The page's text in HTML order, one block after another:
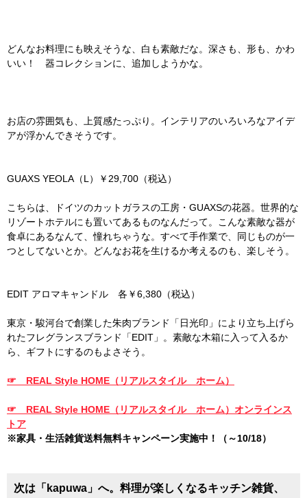
どんなお料理にも映えそうな、白も素敵だな。深さも、形も、かわ
いい！ 器コレクションに、追加しようかな。
お店の雰囲気も、上質感たっぷり。インテリアのいろいろなアイデ
アが浮かんできそうです。
GUAXS YEOLA（L）￥29,700（税込）
こちらは、ドイツのカットガラスの工房・GUAXSの花器。世界的な
リゾートホテルにも置いてあるものなんだって。こんな素敵な器が
食卓にあるなんて、憧れちゃうな。すべて手作業で、同じものが一
つとしてないとか。どんなお花を生けるか考えるのも、楽しそう。
EDIT アロマキャンドル 各￥6,380（税込）
東京・駿河台で創業した朱肉ブランド「日光印」により立ち上げら
れたフレグランスブランド「EDIT」。素敵な木箱に入って入るか
ら、ギフトにするのもよさそう。
☞ REAL Style HOME（リアルスタイル ホーム）
☞ REAL Style HOME（リアルスタイル ホーム）オンラインス
トア
※家具・生活雑貨送料無料キャンペーン実施中！（～10/18）
次は「kapuwa」へ。料理が楽しくなるキッチン雑貨、